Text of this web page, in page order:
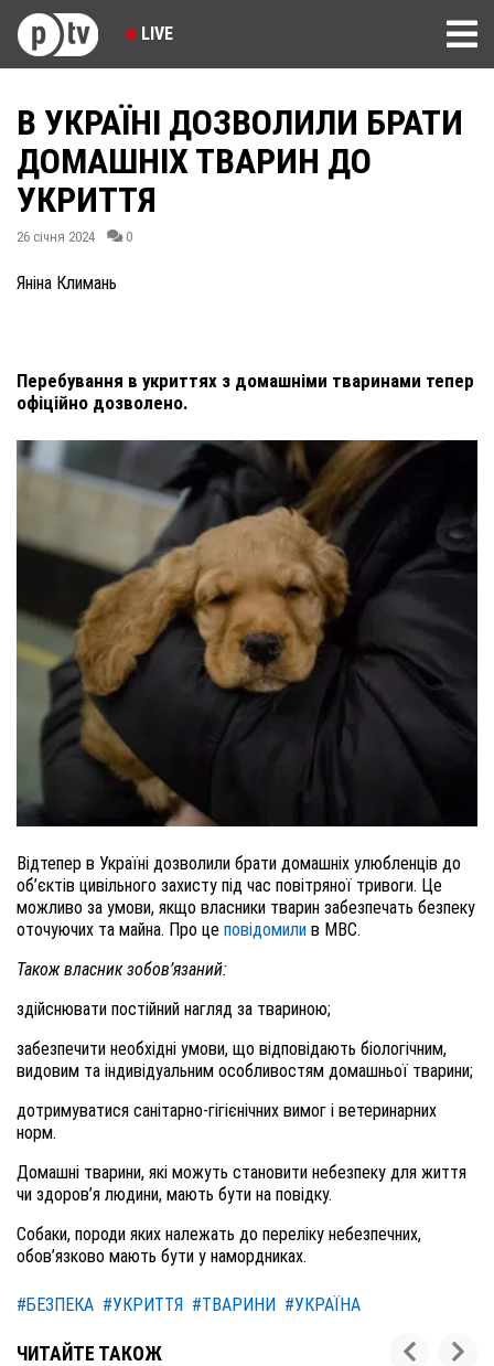
LIVE
В УКРАЇНІ ДОЗВОЛИЛИ БРАТИ
ДОМАШНІХ ТВАРИН ДО
УКРИТТЯ
26 січня 2024 0
Яніна Климань
Перебування в укриттях з домашніми тваринами тепер
офіційно дозволено.
Відтепер в Україні дозволили брати домашніх улюбленців до
об’єктів цивільного захисту під час повітряної тривоги. Це
можливо за умови, якщо власники тварин забезпечать безпеку
оточуючих та майна. Про це повідомили в МВС.
Також власник зобов’язаний:
здійснювати постійний нагляд за твариною;
забезпечити необхідні умови, що відповідають біологічним,
видовим та індивідуальним особливостям домашньої тварини;
дотримуватися санітарно-гігієнічних вимог і ветеринарних
норм.
Домашні тварини, які можуть становити небезпеку для життя
чи здоров’я людини, мають бути на повідку.
Собаки, породи яких належать до переліку небезпечних,
обов’язково мають бути у намордниках.
#БЕЗПЕКА #УКРИТТЯ #ТВАРИНИ #УКРАЇНА
ЧИТАЙТЕ ТАКОЖ